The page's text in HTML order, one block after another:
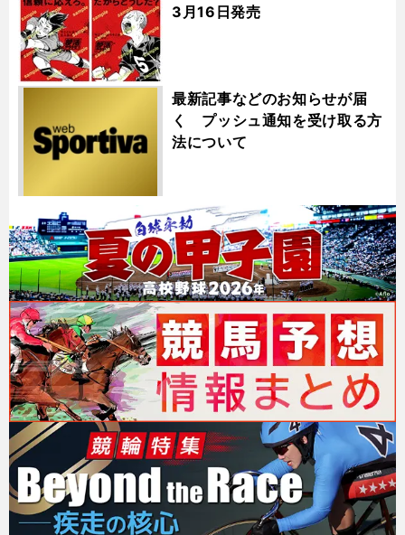
3月16日発売
最新記事などのお知らせが届
く プッシュ通知を受け取る方
法について